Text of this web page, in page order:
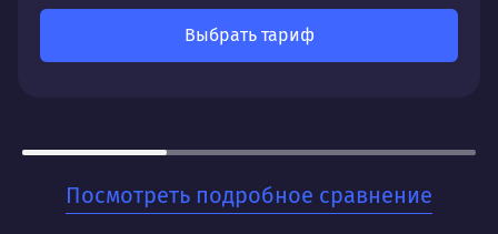
Что получите:
Постепенный, но уверенный рост органического
трафика, улучшение позиций по ключевым
Для бизнесов, которые ценят стабильность и
хотят заложить прочный фундамент для своего
Выбрать тариф
Посмотреть подробное сравнение